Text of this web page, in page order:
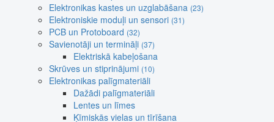
Elektronikas kastes un uzglabāšana (23)
Elektroniskie moduļi un sensori (31)
PCB un Protoboard (32)
Savienotāji un termināļi (37)
Elektriskā kabeļošana
Skrūves un stiprinājumi (10)
Elektronikas palīgmateriāli
Dažādi palīgmateriāli
Lentes un līmes
Ķīmiskās vielas un tīrīšana